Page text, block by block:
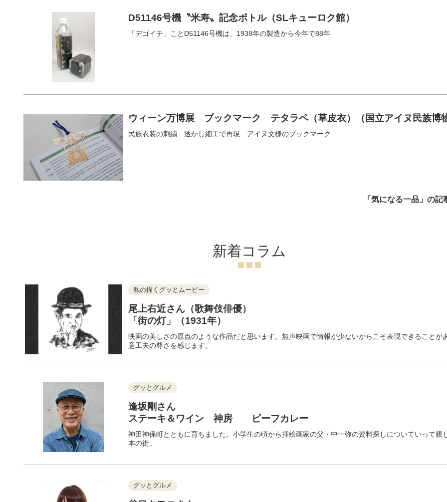
D51146号機〝米寿〟記念ボトル（SLキューロク館）
「デゴイチ」ことD51146号機は、1938年の製造から今年で88年
ウィーン万博展 ブックマーク テタラペ（草皮衣）（国立アイヌ民族博物
民族衣装の刺繍 透かし細工で再現 アイヌ文様のブックマーク
「気になる一品」の記
新着コラム
私の描くグッとムービー
尾上右近さん（歌舞伎俳優）
「街の灯」（1931年）
映画の美しさの原点のような作品だと思います。無声映画で情報が少ないからこそ表現できることが
意工夫の尊さを感じます。
グッとグルメ
逢坂剛さん
ステーキ＆ワイン 神房 ビーフカレー
神田神保町とともに育ちました。小学生の頃から挿絵画家の父・中一弥の資料探しについていって親
本の街。
グッとグルメ